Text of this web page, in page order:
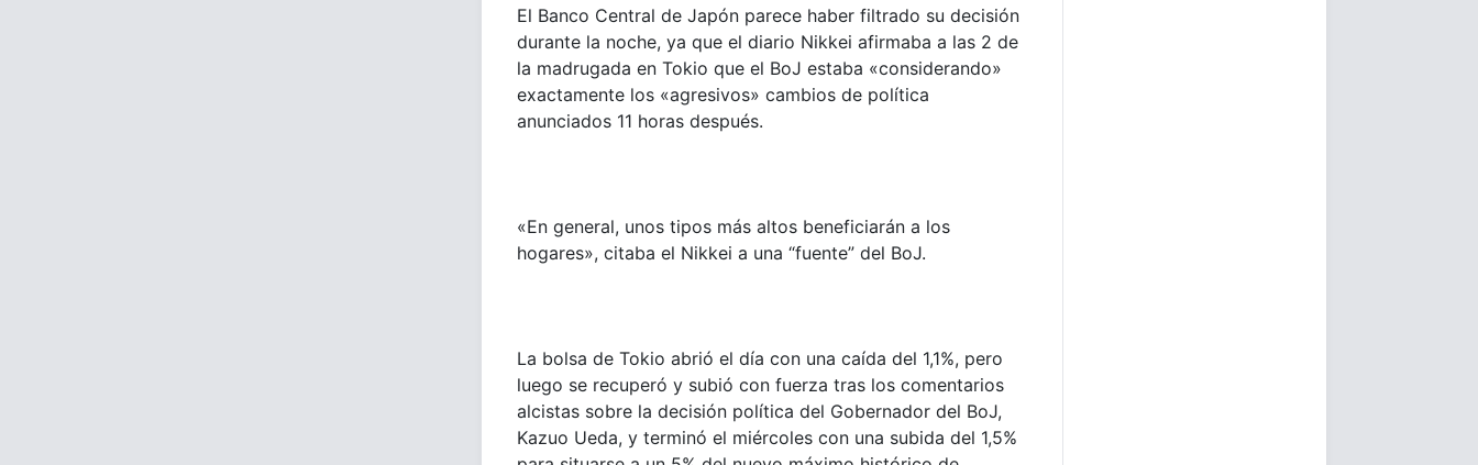
El Banco Central de Japón parece haber filtrado su decisión
durante la noche, ya que el diario Nikkei afirmaba a las 2 de
la madrugada en Tokio que el BoJ estaba «considerando»
exactamente los «agresivos» cambios de política
anunciados 11 horas después.
«En general, unos tipos más altos beneficiarán a los
hogares», citaba el Nikkei a una “fuente” del BoJ.
La bolsa de Tokio abrió el día con una caída del 1,1%, pero
luego se recuperó y subió con fuerza tras los comentarios
alcistas sobre la decisión política del Gobernador del BoJ,
Kazuo Ueda, y terminó el miércoles con una subida del 1,5%